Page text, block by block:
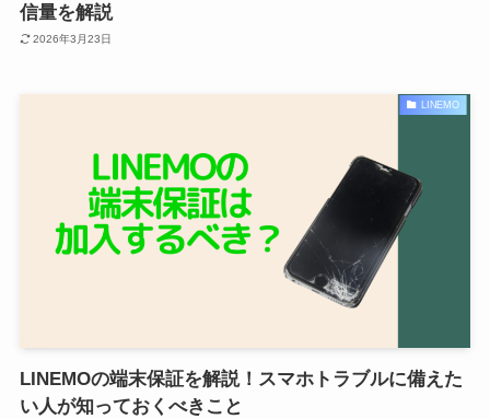
信量を解説
2026年3月23日
LINEMO
LINEMOの端末保証を解説！スマホトラブルに備えた
い人が知っておくべきこと